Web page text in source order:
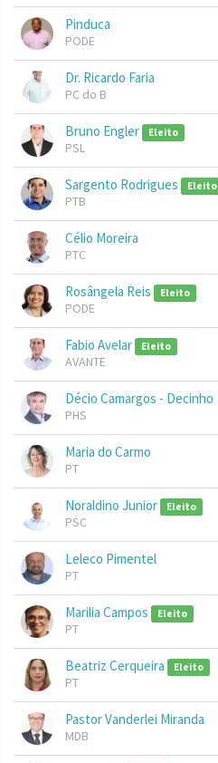
Pinduca
PODE
Dr. Ricardo Faria
PC do B
Bruno Engler Eleito
PSL
Sargento Rodrigues Eleito
PTB
Célio Moreira
PTC
Rosângela Reis Eleito
PODE
Fabio Avelar Eleito
AVANTE
Décio Camargos - Decinho
PHS
Maria do Carmo
PT
Noraldino Junior Eleito
PSC
Leleco Pimentel
PT
Marilia Campos Eleito
PT
Beatriz Cerqueira Eleito
PT
Pastor Vanderlei Miranda
MDB